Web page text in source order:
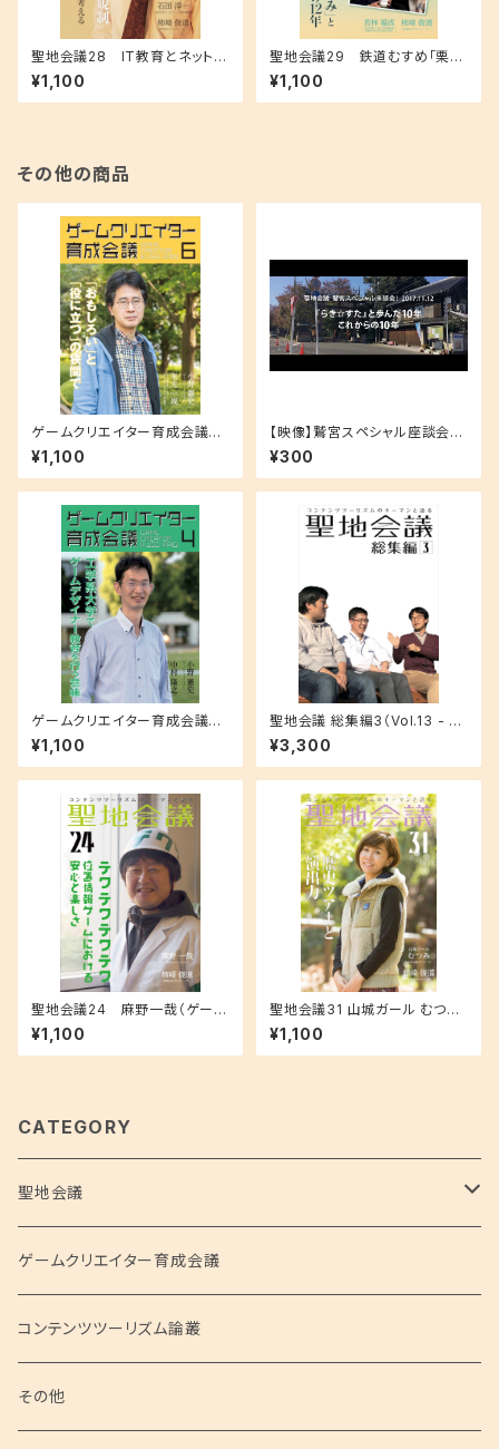
聖地会議28 IT教育とネット・
ゲーム規制／石田淳一（株式会
社アールジェイ 代表取締役）
¥1,100
聖地会議29 鉄道むすめ「栗橋
みなみ」と井上酒店の12年／若
林福成 やまね酒造（株）代表取
締役、栗橋みなみ実行委員会委
¥1,100
その他の商品
ゲームクリエイター育成会議
６ 米光一成（ゲーム作家）「お
もしろい」と「役に立つ」の狭間
で
¥1,100
【映像】鷲宮スペシャル座談会！
『らき☆すた』と歩んだ10年 これ
からの10年
¥300
ゲームクリエイター育成会議
４ 中村隆之（神奈川工科大学
情報メディア学科特任准教授）
工学系大学でゲームデザイナー
¥1,100
聖地会議 総集編3（Vol.13 - 18
収録）
¥3,300
聖地会議24 麻野一哉（ゲーム
クリエイター）「テクテクテクテ
ク 位置情報ゲームにおける安
心と楽しさ」
¥1,100
聖地会議31 山城ガール むつみ
（歴史＆山城ナビゲーター） 歴
史ツアーと演出力
¥1,100
CATEGORY
聖地会議
聖地会議シリーズ
聖地会議 総集編
聖地会議 映像
ゲームクリエイター育成会議
コンテンツツーリズム論叢
その他